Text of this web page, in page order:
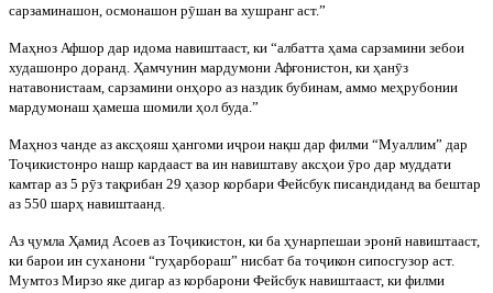
сарзаминашон, осмонашон рӯшан ва хушранг аст.”
Маҳноз Афшор дар идома навиштааст, ки “албатта ҳама сарзамини зебои
худашонро доранд. Ҳамчунин мардумони Афғонистон, ки ҳанӯз
натавонистаам, сарзамини онҳоро аз наздик бубинам, аммо меҳрубонии
мардумонаш ҳамеша шомили ҳол буда.”
Маҳноз чанде аз аксҳояш ҳангоми иҷрои нақш дар филми “Муаллим” дар
Тоҷикистонро нашр кардааст ва ин навиштаву аксҳои ӯро дар муддати
камтар аз 5 рӯз тақрибан 29 ҳазор корбари Фейсбук писандиданд ва бештар
аз 550 шарҳ навиштаанд.
Аз ҷумла Ҳамид Асоев аз Тоҷикистон, ки ба ҳунарпешаи эронӣ навиштааст,
ки барои ин суханони “гуҳарбораш” нисбат ба тоҷикон сипосгузор аст.
Мумтоз Мирзо яке дигар аз корбарони Фейсбук навиштааст, ки филми